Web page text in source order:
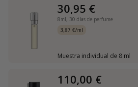
30,95 €
8ml, 30 días de perfume
3,87 €/ml
Muestra individual de 8 ml
110,00 €